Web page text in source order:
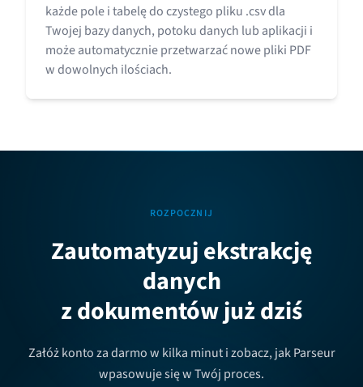
każde pole i tabelę do czystego pliku .csv dla
Twojej bazy danych, potoku danych lub aplikacji i
może automatycznie przetwarzać nowe pliki PDF
w dowolnych ilościach.
ROZPOCZNIJ
Zautomatyzuj ekstrakcję
danych
z dokumentów już dziś
Załóż konto za darmo w kilka minut i zobacz, jak Parseur
wpasowuje się w Twój proces.